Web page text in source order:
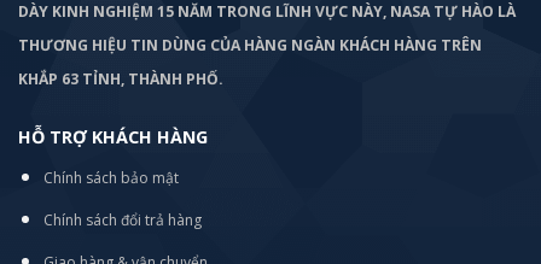
DÀY KINH NGHIỆM 15 NĂM TRONG LĨNH VỰC NÀY, NASA TỰ HÀO LÀ
THƯƠNG HIỆU TIN DÙNG CỦA HÀNG NGÀN KHÁCH HÀNG TRÊN
KHẮP 63 TỈNH, THÀNH PHỐ.
HỖ TRỢ KHÁCH HÀNG
Chính sách bảo mật
Chính sách đổi trả hàng